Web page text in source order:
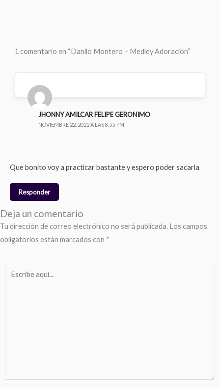
1 comentario en “Danilo Montero – Medley Adoración”
JHONNY AMILCAR FELIPE GERONIMO
NOVIEMBRE 22, 2022 A LAS 8:55 PM
Que bonito voy a practicar bastante y espero poder sacarla
Responder
Deja un comentario
Tu dirección de correo electrónico no será publicada. Los campos
obligatorios están marcados con *